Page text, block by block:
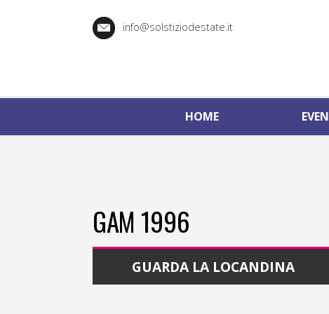
info@solstiziodestate.it
HOME
GAM 1996
GUARDA LA LOCANDINA